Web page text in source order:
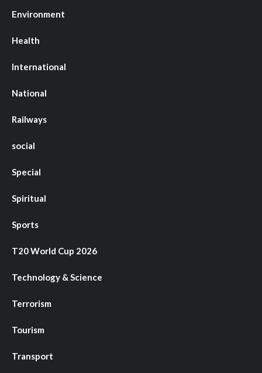
Environment
Health
International
National
Railways
social
Special
Spiritual
Sports
T20 World Cup 2026
Technology & Science
Terrorism
Tourism
Transport